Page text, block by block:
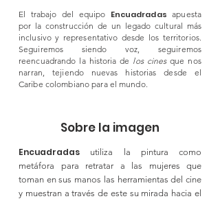
El trabajo del equipo Encuadradas apuesta
por la construcción de un legado cultural más
inclusivo y representativo desde los territorios.
Seguiremos siendo voz, seguiremos
reencuadrando la historia de los cinesque nos
narran, tejiendo nuevas historias desde el
Caribe colombiano para el mundo.
Sobre la imagen
Encuadradas utiliza la pintura como
metáfora para retratar a las mujeres que
toman en sus manos las herramientas del cine
y muestran a través de este su mirada hacia el